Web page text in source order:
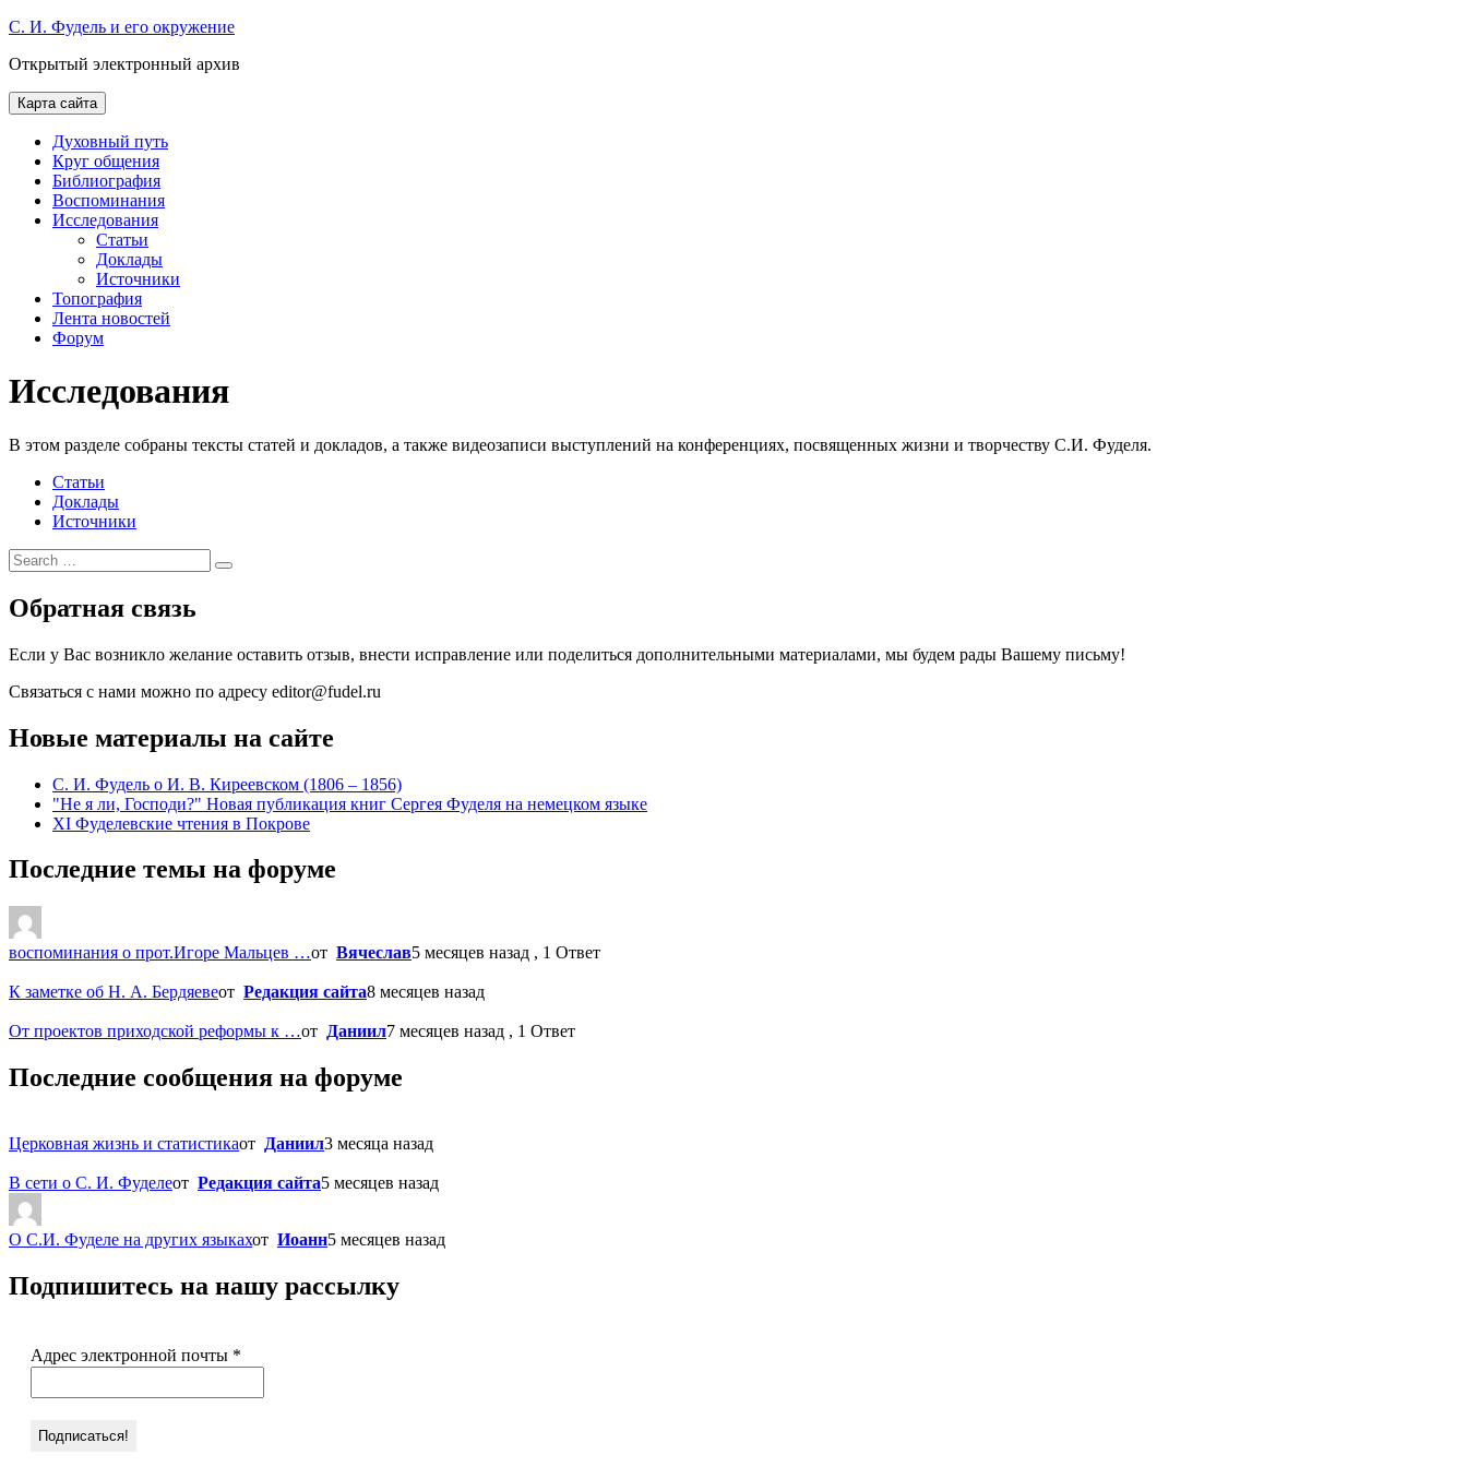
Skip
content
С. И. Фудель и его окружение
Открытый электронный архив
Карта сайта
Духовный путь
Круг общения
Библиография
Воспоминания
Исследования
Статьи
Доклады
Источники
Топография
Лента новостей
Форум
Исследования
В этом разделе собраны тексты статей и докладов, а также видеозаписи выступлений на конференциях, посвященных жизни и творчеству С.И. Фуделя.
Статьи
Доклады
Источники
Search
for:
Search
Обратная связь
Если у Вас возникло желание оставить отзыв, внести исправление или поделиться дополнительными материалами, мы будем рады Вашему письму!
Связаться с нами можно по адресу editor@fudel.ru
Новые материалы на сайте
С. И. Фудель о И. В. Киреевском (1806 ‒ 1856)
"Не я ли, Господи?" Новая публикация книг Сергея Фуделя на немецком языке
XI Фуделевские чтения в Покрове
Последние темы на форуме
воспоминания о прот.Игоре Мальцев …от Вячеслав5 месяцев назад , 1 Ответ
К заметке об Н. А. Бердяевеот Редакция сайта8 месяцев назад
От проектов приходской реформы к …от Даниил7 месяцев назад , 1 Ответ
Последние сообщения на форуме
Церковная жизнь и статистикаот Даниил3 месяца назад
В сети о С. И. Фуделеот Редакция сайта5 месяцев назад
О С.И. Фуделе на других языкахот Иоанн5 месяцев назад
Подпишитесь на нашу рассылку
Адрес электронной почты *